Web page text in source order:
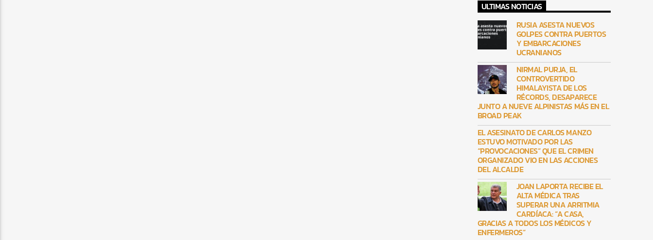
ULTIMAS NOTICIAS
RUSIA ASESTA NUEVOS
GOLPES CONTRA PUERTOS
Y EMBARCACIONES
UCRANIANOS
NIRMAL PURJA, EL
CONTROVERTIDO
HIMALAYISTA DE LOS
RÉCORDS, DESAPARECE
JUNTO A NUEVE ALPINISTAS MÁS EN EL
BROAD PEAK
EL ASESINATO DE CARLOS MANZO
ESTUVO MOTIVADO POR LAS
“PROVOCACIONES” QUE EL CRIMEN
ORGANIZADO VIO EN LAS ACCIONES
DEL ALCALDE
JOAN LAPORTA RECIBE EL
ALTA MÉDICA TRAS
SUPERAR UNA ARRITMIA
CARDÍACA: “A CASA,
GRACIAS A TODOS LOS MÉDICOS Y
ENFERMEROS”